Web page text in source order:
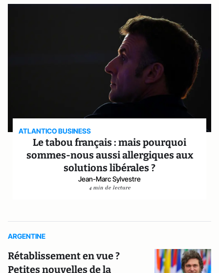
ATLANTICO BUSINESS
Le tabou français : mais pourquoi
sommes-nous aussi allergiques aux
solutions libérales ?
Jean-Marc Sylvestre
4 min de lecture
ARGENTINE
Rétablissement en vue ?
Petites nouvelles de la